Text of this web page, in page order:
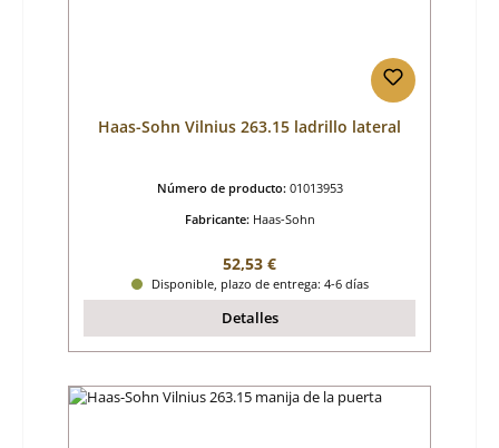
Haas-Sohn Vilnius 263.15 ladrillo lateral
Número de producto: 01013953
Fabricante: Haas-Sohn
Precio normal:
52,53 €
Disponible, plazo de entrega: 4-6 días
Detalles